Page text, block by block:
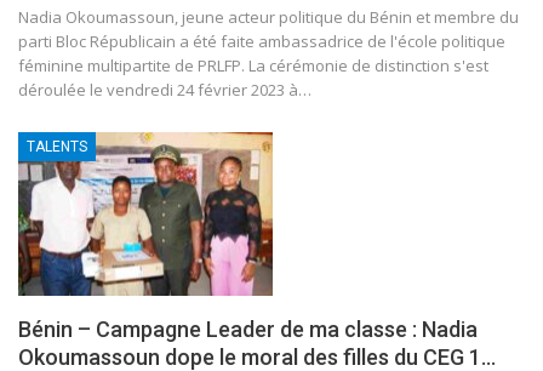
Nadia Okoumassoun, jeune acteur politique du Bénin et membre du
parti Bloc Républicain a été faite ambassadrice de l'école politique
féminine multipartite de PRLFP. La cérémonie de distinction s'est
déroulée le vendredi 24 février 2023 à…
TALENTS
Bénin – Campagne Leader de ma classe : Nadia
Okoumassoun dope le moral des filles du CEG 1…